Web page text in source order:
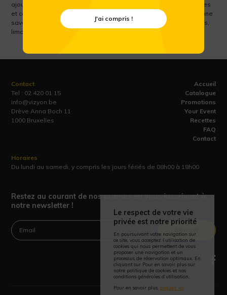
ajoutant notre purée de mangue à vos thés, limonades, smoothies
et cocktails. Osez La Mangue La purée de mangue Monin prête une
saveur authentique de mangue et une texture veloutée à vos thés,
limonades, smoothies, cocktails et autres délices.
Accueil
Catalogue
Promotions
Your Event
Recettes
FAQ
Contact
Contact
Tel : 02 420 01 15
info@vizyon.be
Drève Anna Boch 11
1000 Bruxelles
Horaires
Du lundi au samedi, y compris les jours fériés de 08h00 à 18h00
Restez au courant de nos promos en vous inscrivant à
notre newsletter !
Le respect de votre vie
privée est notre priorité
En poursuivant votre navigation sur
ce site, vous acceptez l’utilisation de
cookies qui nous permettent de vous
proposer une navigation et un
processus de réservation optimaux. En
cliquant sur Pour en savoir plus sur
notre politique de cookies et nos
conditions générales d’utilisation,
Pour en savoir plus, cliquez ici
J'ai compris !